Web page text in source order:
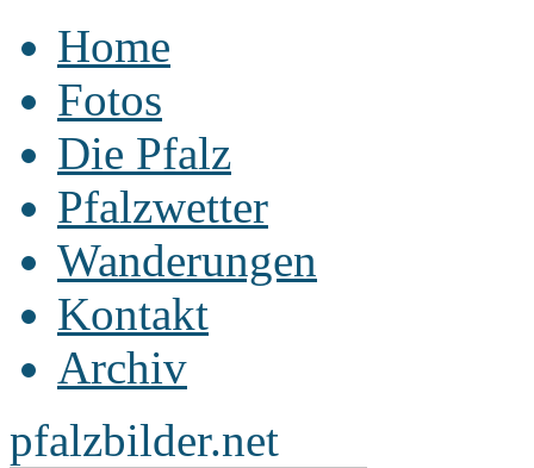
Home
Fotos
Die Pfalz
Pfalzwetter
Wanderungen
Kontakt
Archiv
pfalzbilder.net